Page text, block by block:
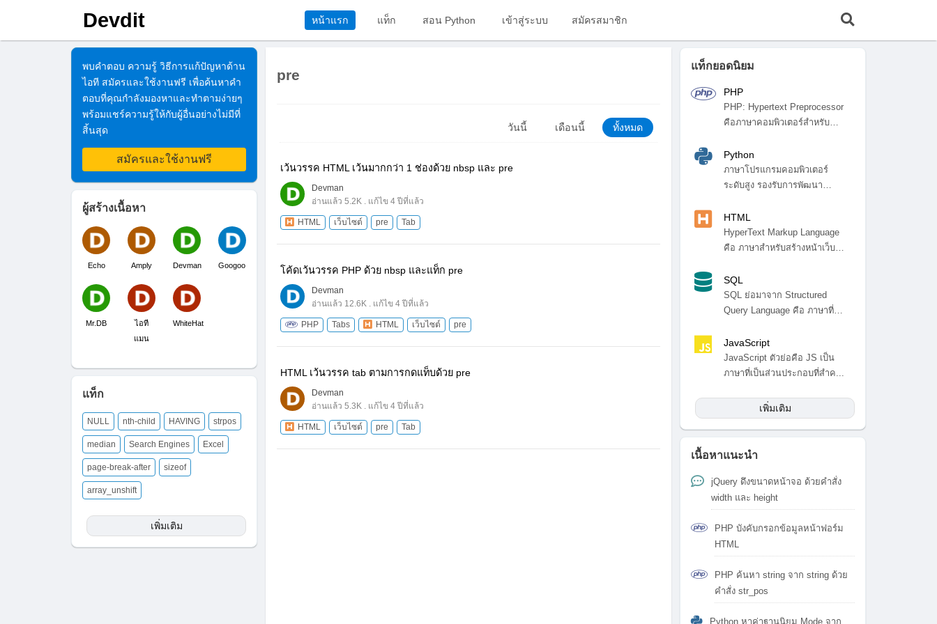
Devdit หน้าแรก แท็ก สอน Python เข้าสู่ระบบ สมัครสมาชิก
พบคำตอบ ความรู้ วิธีการแก้ปัญหาด้าน
ไอที สมัครและใช้งานฟรี เพื่อค้นหาคำ
ตอบที่คุณกำลังมองหาและทำตามง่ายๆ
พร้อมแชร์ความรู้ให้กับผู้อื่นอย่างไม่มีที่
สิ้นสุด
สมัครและใช้งานฟรี
ผู้สร้างเนื้อหา
Echo Amply Devman Googoo
Mr.DB
ไอที
แมน
WhiteHat
แท็ก
NULL nth-child HAVING strpos
median Search Engines Excel
page-break-after sizeof
array_unshift
เพิ่มเติม
pre
ทั้งหมด
เดือนนี้
วันนี้
เว้นวรรค HTML เว้นมากกว่า 1 ช่องด้วย nbsp และ pre
Devman
อ่านแล้ว 5.2K . แก้ไข 4 ปีที่แล้ว
HTML เว็บไซต์ pre Tab
โค้ดเว้นวรรค PHP ด้วย nbsp และแท็ก pre
Devman
อ่านแล้ว 12.6K . แก้ไข 4 ปีที่แล้ว
PHP Tabs HTML เว็บไซต์ pre
HTML เว้นวรรค tab ตามการกดแท็บด้วย pre
Devman
อ่านแล้ว 5.3K . แก้ไข 4 ปีที่แล้ว
HTML เว็บไซต์ pre Tab
แท็กยอดนิยม
PHP
PHP: Hypertext Preprocessor
คือภาษาคอมพิวเตอร์สำหรับ
Python
ภาษาโปรแกรมคอมพิวเตอร์
ระดับสูง รองรับการพัฒนา
HTML
HyperText Markup Language
คือ ภาษาสำหรับสร้างหน้าเว็บ
SQL
SQL ย่อมาจาก Structured
Query Language คือ ภาษาที่ใช้
JavaScript
JavaScript ตัวย่อคือ JS เป็น
ภาษาที่เป็นส่วนประกอบที่สำค...
เพิ่มเติม
เนื้อหาแนะนำ
jQuery ดึงขนาดหน้าจอ ด้วยคำสั่ง
width และ height
PHP บังคับกรอกข้อมูลหน้าฟอร์ม
HTML
PHP ค้นหา string จาก string ด้วย
คำสั่ง str_pos
Python หาค่าฐานนิยม Mode จาก